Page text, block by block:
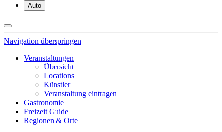
Auto
Navigation überspringen
Veranstaltungen
Übersicht
Locations
Künstler
Veranstaltung eintragen
Gastronomie
Freizeit Guide
Regionen & Orte